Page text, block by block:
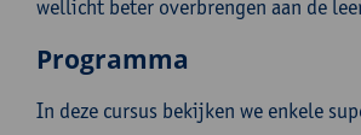
wellicht beter overbrengen aan de
Programma
In deze cursus bekijken we enkele